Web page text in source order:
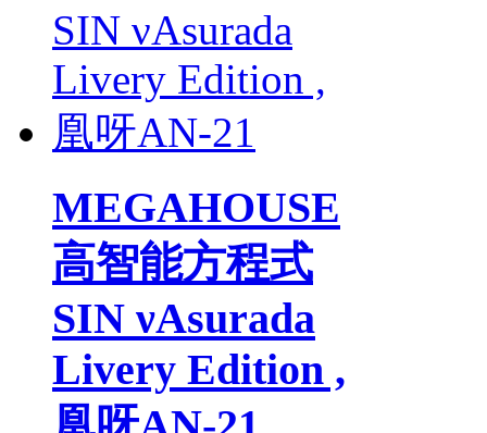
MEGAHOUSE
高智能方程式
SIN νAsurada
Livery Edition ,